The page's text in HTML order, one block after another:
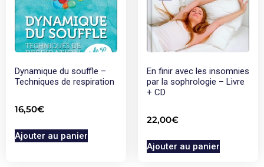
Dynamique du souffle –
Techniques de respiration
16,50€
Ajouter au panier
En finir avec les insomnies
par la sophrologie – Livre
+ CD
22,00€
Ajouter au panier